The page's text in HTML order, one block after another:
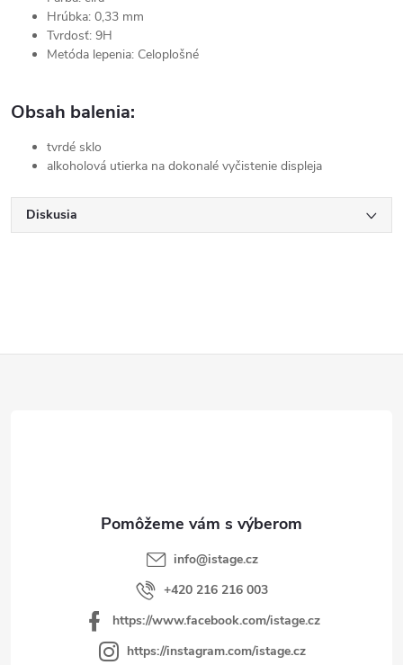
Hrúbka: 0,33 mm
Tvrdosť: 9H
Metóda lepenia: Celoplošné
Obsah balenia:
tvrdé sklo
alkoholová utierka na dokonalé vyčistenie displeja
Diskusia
info@istage.cz
+420 216 216 003
https://www.facebook.com/istage.cz
https://instagram.com/istage.cz